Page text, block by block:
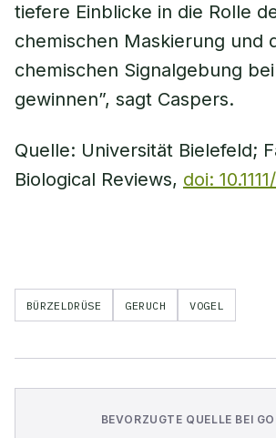
tiefere Einblicke in die Rolle
chemischen Maskierung und
chemischen Signalgebung
gewinnen”, sagt Caspers.
Quelle: Universität Bielefeld;
Biological Reviews, doi:
BÜRZELDRÜSE GERUCH VOGEL
BEVORZUGTE QUELLE BEI